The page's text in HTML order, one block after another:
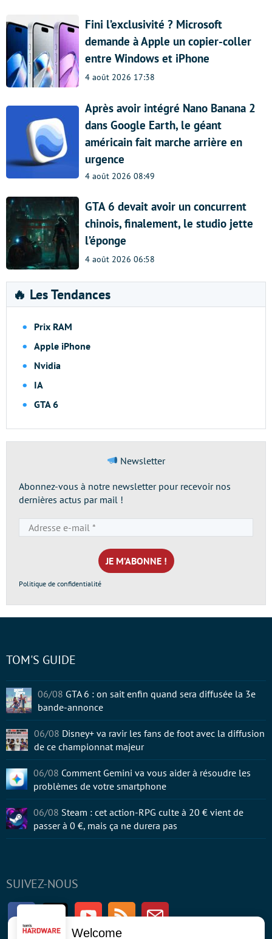
Fini l’exclusivité ? Microsoft
demande à Apple un copier-coller
entre Windows et iPhone
4 août 2026 17:38
Après avoir intégré Nano Banana 2
dans Google Earth, le géant
américain fait marche arrière en
urgence
4 août 2026 08:49
GTA 6 devait avoir un concurrent
chinois, finalement, le studio jette
l’éponge
4 août 2026 06:58
🔥 Les Tendances
Prix RAM
Apple iPhone
Nvidia
IA
GTA 6
Newsletter
Abonnez-vous à notre newsletter pour recevoir nos
dernières actus par mail !
e-
mail
*
Politique de confidentialité
SUIVEZ-NOUS
FacebookTwitter Youtube RSS Newsletter
TOM'S GUIDE
06/08 GTA 6 : on sait enfin quand sera diffusée la 3e
bande-annonce
06/08 Disney+ va ravir les fans de foot avec la diffusion
de ce championnat majeur
06/08 Comment Gemini va vous aider à résoudre les
problèmes de votre smartphone
06/08 Steam : cet action-RPG culte à 20 € vient de
passer à 0 €, mais ça ne durera pas
Welcome